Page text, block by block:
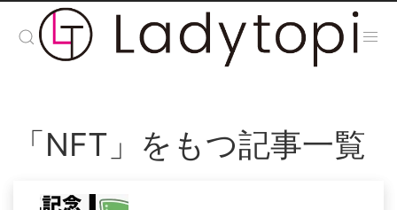
「NFT」をもつ記事一覧